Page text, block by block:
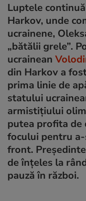
Luptele
Harkov, unde
ucrainene,
„bătălii grele”.
ucrainean
din Harkov a
prima linie de
statului
armistițiului
putea profita de
focului pentru
front.
de înțeles la
pauză în război.